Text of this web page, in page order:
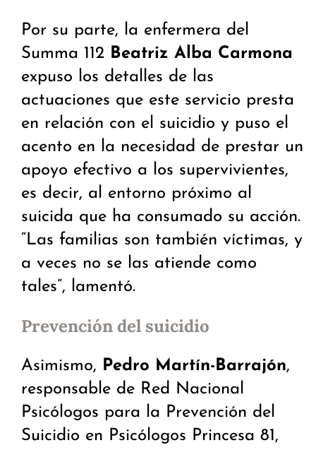
Por su parte, la enfermera del
Summa 112 Beatriz Alba Carmona
expuso los detalles de las
actuaciones que este servicio presta
en relación con el suicidio y puso el
acento en la necesidad de prestar un
apoyo efectivo a los supervivientes,
es decir, al entorno próximo al
suicida que ha consumado su acción.
“Las familias son también víctimas, y
a veces no se las atiende como
tales”, lamentó.
Prevención del suicidio
Asimismo, Pedro Martín-Barrajón,
responsable de Red Nacional
Psicólogos para la Prevención del
Suicidio en Psicólogos Princesa 81,